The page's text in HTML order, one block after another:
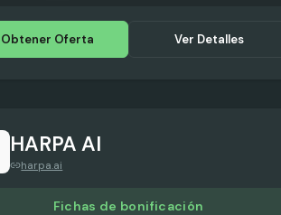
Obtener Oferta Ver Detalles
HARPA AI
harpa.ai
Fichas de bonificación